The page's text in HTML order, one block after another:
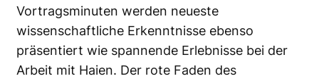
Vortragsminuten werden neueste
wissenschaftliche Erkenntnisse ebenso
präsentiert wie spannende Erlebnisse bei der
Arbeit mit Haien. Der rote Faden des